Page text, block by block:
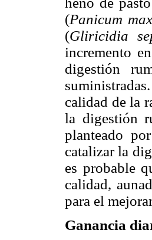
(Panicum
(Gliricidia
incremento
digestión
calidad de la
la digestión
planteado
catalizar la
es probable
calidad,
para el
Ganancia